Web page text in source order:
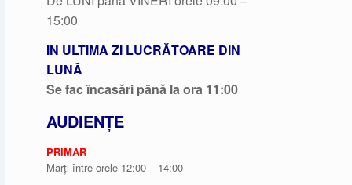
15:00
IN ULTIMA ZI LUCRĂTOARE DIN
LUNĂ
Se fac încasări până la ora 11:00
AUDIENȚE
PRIMAR
Marți între orele 12:00 – 14:00